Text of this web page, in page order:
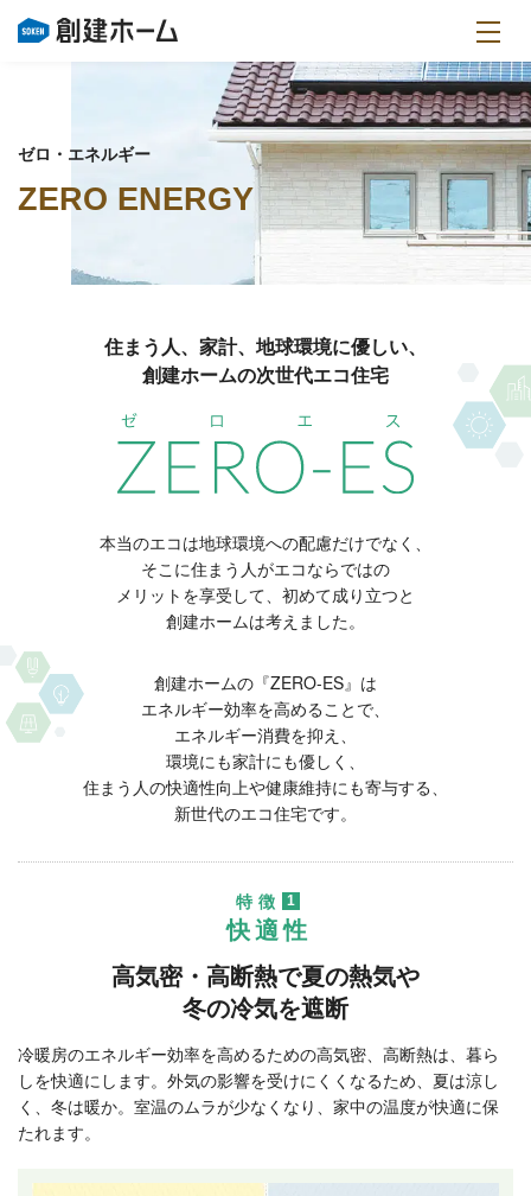
ゼロ・エネルギー
ZERO ENERGY
住まう人、家計、地球環境に優しい、
創建ホームの次世代エコ住宅
本当のエコは地球環境への配慮だけでなく、
そこに住まう人がエコならではの
メリットを享受して、 初めて成り立つと
創建ホームは考えました。
創建ホームの『ZERO-ES』は
エネルギー効率を高めることで、
エネルギー消費を抑え、
環境にも家計にも優しく、
住まう人の快適性向上や健康維持にも寄与する、
新世代のエコ住宅です。
特徴 1
快適性
高気密・高断熱で夏の熱気や
冬の冷気を遮断
冷暖房のエネルギー効率を高めるための高気密、高断熱は、暮ら
しを快適にします。外気の影響を受けにくくなるため、夏は涼し
く、冬は暖か。室温のムラが少なくなり、家中の温度が快適に保
たれます。